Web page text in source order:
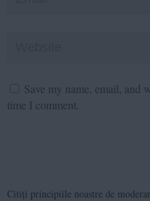
Save my name, email, and
time I comment.
Citiți principiile noastre de